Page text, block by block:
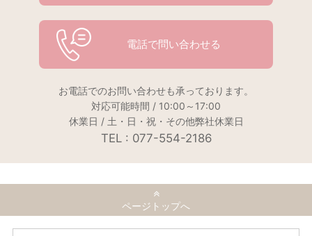
電話で問い合わせる
お電話でのお問い合わせも承っております。
対応可能時間 / 10:00～17:00
休業日 / 土・日・祝・その他弊社休業日
TEL : 077-554-2186
ページトップへ